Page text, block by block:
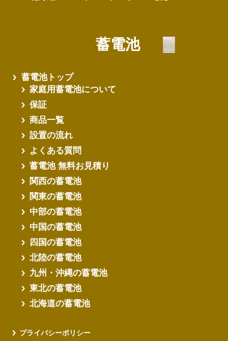
蓄電池
蓄電池トップ
家庭用蓄電池について
保証
商品一覧
設置の流れ
よくある質問
蓄電池 無料お見積り
関西の蓄電池
関東の蓄電池
中部の蓄電池
中国の蓄電池
四国の蓄電池
北陸の蓄電池
九州・沖縄の蓄電池
東北の蓄電池
北海道の蓄電池
プライバシーポリシー